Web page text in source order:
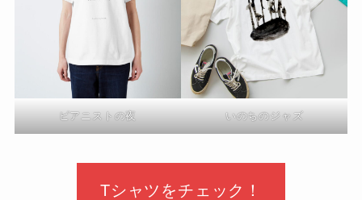
ピアニストの夜 いのちのジャズ
Tシャツをチェック！